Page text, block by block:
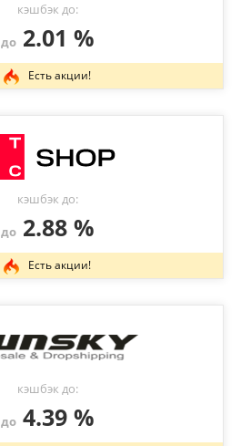
кэшбэк до:
до2.01 %
Есть акции!
кэшбэк до:
до2.88 %
Есть акции!
кэшбэк до:
до4.39 %